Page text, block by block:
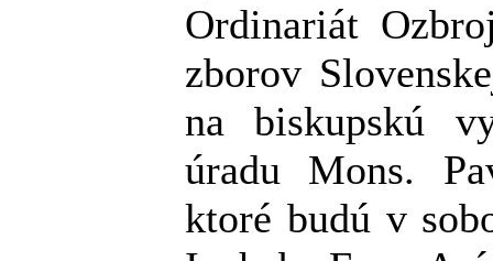
Ordinariát
zborov
na biskupskú
úradu Mons.
ktoré budú v